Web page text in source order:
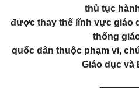
thủ tục
được thay thế lĩnh vực giáo
thống
quốc dân thuộc phạm vi,
Giáo dục và